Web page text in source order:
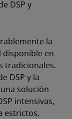
DSP y
la
disponible en
tradicionales.
DSP y la
solución
intensivas,
estrictos.